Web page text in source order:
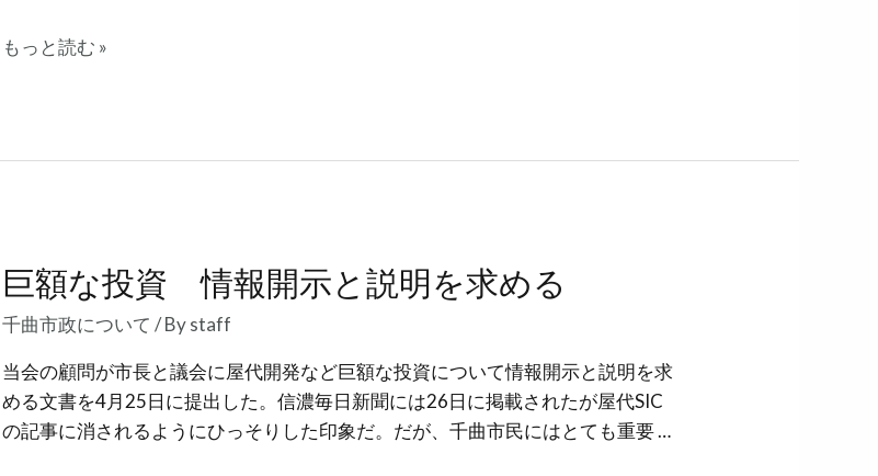
当
表、
わ
弘
子
が
立
候
もっと読む »
巨額な投資 情報開示と説明を求める
千曲市政について / Bystaff
当会の顧問が市長と議会に屋代開発など巨額な投資について情報開示と説明を求
める文書を4月25日に提出した。信濃毎日新聞には26日に掲載されたが屋代SIC
の記事に消されるようにひっそりした印象だ。だが、千曲市民にはとても重要 …